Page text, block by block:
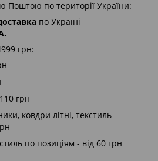
Поштою по території України:
по Україні
грн:
грн
ковдри літні, текстиль
по позиціям - від 60 грн